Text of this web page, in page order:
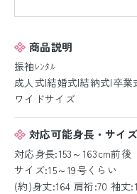
商品説明
振袖ﾚﾝﾀﾙ
成人式|結婚式|結納式|卒業
ワイドサイズ
対応可能身長・サイズ
対応身長:153～163cm前後
サイズ:15～19号くらい
(約)身丈:164 肩裄:70 袖丈